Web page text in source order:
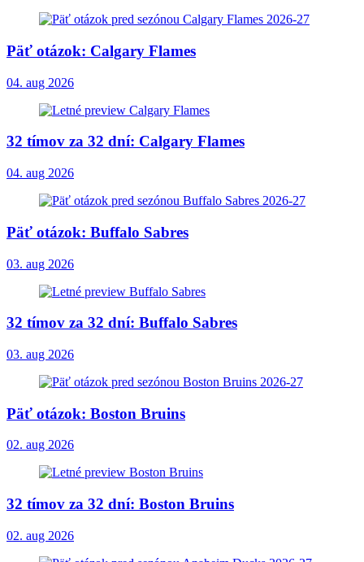
Päť otázok: Calgary Flames
04. aug 2026
32 tímov za 32 dní: Calgary Flames
04. aug 2026
Päť otázok: Buffalo Sabres
03. aug 2026
32 tímov za 32 dní: Buffalo Sabres
03. aug 2026
Päť otázok: Boston Bruins
02. aug 2026
32 tímov za 32 dní: Boston Bruins
02. aug 2026